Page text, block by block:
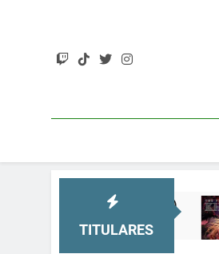
TITULARES
The
5 Meses